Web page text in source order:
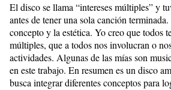
El disco se llama “intereses múltiples” y
antes de tener una sola canción
concepto y la estética. Yo creo que todos
múltiples, que a todos nos involucran o
actividades. Algunas de las mías son
en este trabajo. En resumen es un disco
busca integrar diferentes conceptos para